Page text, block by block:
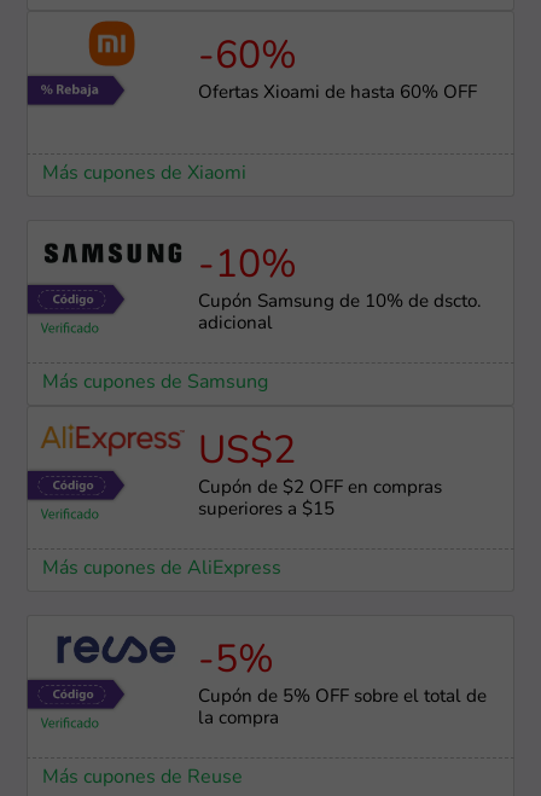
-60%
Ofertas Xioami de hasta 60% OFF
Más cupones de Xiaomi
-10%
Cupón Samsung de 10% de dscto.
adicional
Más cupones de Samsung
US$2
Cupón de $2 OFF en compras
superiores a $15
Más cupones de AliExpress
-5%
Cupón de 5% OFF sobre el total de
la compra
Más cupones de Reuse